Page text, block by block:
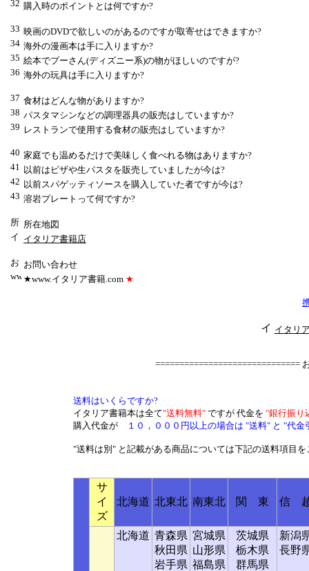
購入時のポイントとは何ですか?
映画のDVDで欲しいのがあるのですが取寄せはできますか?
海外の漫画本は手に入りますか?
絵本でプーさん(ディズニー系)の物がほしいのですが?
海外の玩具は手に入りますか?
食材はどんな物がありますか?
パスタマシンなどの調理器具の販売はしていますか?
レストランで使用する食材の販売はしていますか?
家庭でも温めるだけで美味しく食べれる物はありますか?
以前はピザや生パスタを販売していましたが今は?
以前スパゲッティソースを購入していた者ですが今は?
溶岩プレートって何ですか?
所在地図
イタリア書籍店
お問い合わせ
★www.イタリア書籍.com ★
イタリ
==============================
送料はいくらですか?
イタリア書籍本は全て"送料無料" ですが 代金を "銀行振り
購入代金が
１０，０００円以上の場合は "送料" と "代
"送料は別" と記載がある商品については下記の送料項目
サ
イ
ズ
北海道 北東北 南東北 関 東 信
北海道 青森県
秋田県
岩手県
宮城県
山形県
福島県
茨城県
栃木県
群馬県
新潟
長野